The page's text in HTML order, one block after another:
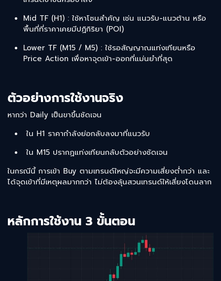
Mid TF (H1) : ใช้หาโซนสำคัญ เช่น แนวรับ-แนวต้าน หรือ
พื้นที่ที่ราคาเคยมีปฏิกิริยา (POI)
Lower TF (M15 / M5) : ใช้รอสัญญาณแท่งเทียนหรือ
Price Action เพื่อหาจุดเข้า-ออกที่แม่นยำที่สุด
ตัวอย่างการใช้งานจริง
หากว่า Daily เป็นขาขึ้นชัดเจน
ใน H1 ราคากำลังย่อกลับลงมาที่แนวรับ
ใน M15 ปรากฏแท่งเทียนกลับตัวอย่างชัดเจน
ในกรณีนี้ การเข้า Buy ตามเทรนด์ใหญ่จะมีความเสี่ยงต่ำกว่า และ
ได้จุดเข้าที่มีเหตุผลมากกว่า ไม่ต้องลุ้นสวนเทรนด์ให้เสี่ยงโดนลาก
หลักการใช้งาน 3 ขั้นตอน